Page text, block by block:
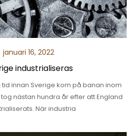
januari 16, 2022
industrialiseras
innan Sverige kom på banan inom
nästan hundra år efter att England
När industria